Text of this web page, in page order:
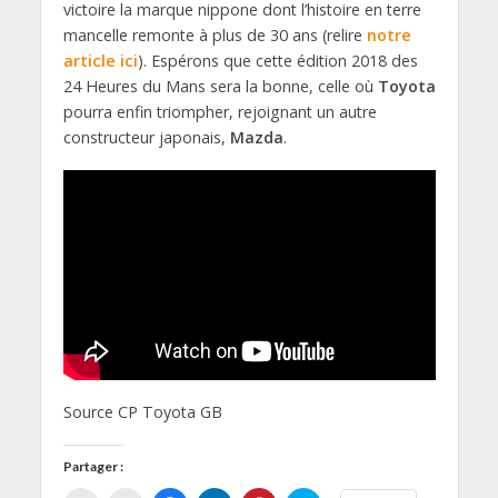
victoire la marque nippone dont l’histoire en terre
mancelle remonte à plus de 30 ans (relire notre
article ici). Espérons que cette édition 2018 des
24 Heures du Mans sera la bonne, celle où Toyota
pourra enfin triompher, rejoignant un autre
constructeur japonais, Mazda.
Source CP Toyota GB
Partager :